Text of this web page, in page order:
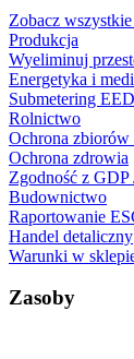
Zobacz
Produkcja
Wyeliminuj
Energetyka i
Submetering
Rolnictwo
Ochrona zbiorów
Ochrona zdrowia
Zgodność z GDP
Budownictwo
Raportowanie
Handel detaliczny
Warunki w
Zasoby